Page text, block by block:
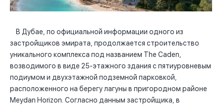
В Дубае, по официальной информации одного из
застройщиков эмирата, продолжается строительство
уникального комплекса под названием The Caden,
возводимого в виде 25-этажного здания с пятиуровневым
подиумом и двухэтажной подземной парковкой,
расположенного на берегу лагуны в пригородном районе
Meydan Horizon. Согласно данным застройщика, в